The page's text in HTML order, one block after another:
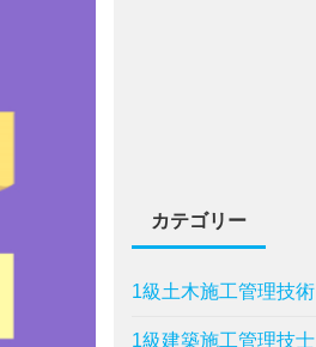
カテゴリー
1級土木施工管理技術
1級建築施工管理技士